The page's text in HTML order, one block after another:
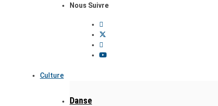
Nous Suivre
Culture
Danse